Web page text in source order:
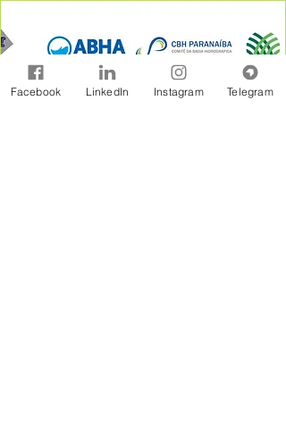
Facebook LinkedIn Instagram Telegram